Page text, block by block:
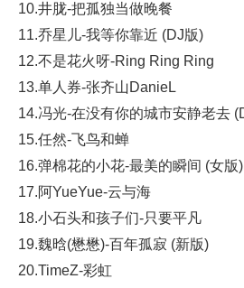
10.井胧-把孤独当做晚餐
11.乔星儿-我等你靠近 (DJ版)
12.不是花火呀-Ring Ring Ring
13.单人券-张齐山DanieL
14.冯光-在没有你的城市安静老去
15.任然-飞鸟和蝉
16.弹棉花的小花-最美的瞬间 (女版)
17.阿YueYue-云与海
18.小石头和孩子们-只要平凡
19.魏晗(懋懋)-百年孤寂 (新版)
20.TimeZ-彩虹